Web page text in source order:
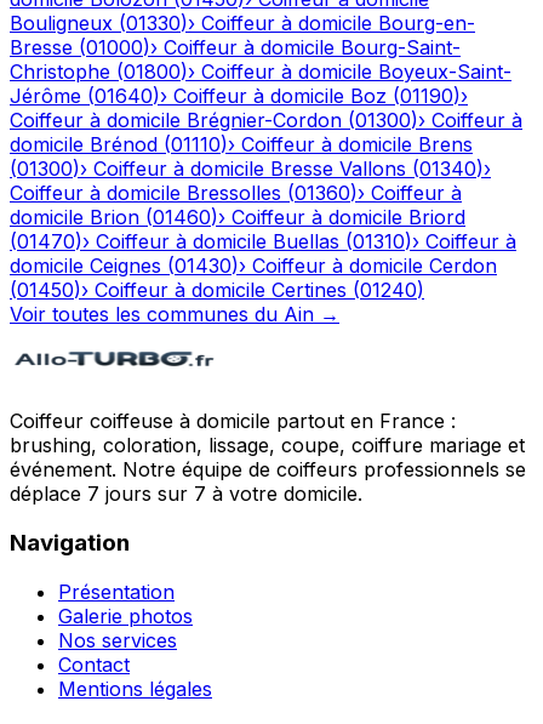
Bouligneux (01330)› Coiffeur à domicile Bourg-en-
Bresse (01000)› Coiffeur à domicile Bourg-Saint-
Christophe (01800)› Coiffeur à domicile Boyeux-Saint-
Jérôme (01640)› Coiffeur à domicile Boz (01190)›
Coiffeur à domicile Brégnier-Cordon (01300)› Coiffeur à
domicile Brénod (01110)› Coiffeur à domicile Brens
(01300)› Coiffeur à domicile Bresse Vallons (01340)›
Coiffeur à domicile Bressolles (01360)› Coiffeur à
domicile Brion (01460)› Coiffeur à domicile Briord
(01470)› Coiffeur à domicile Buellas (01310)› Coiffeur à
domicile Ceignes (01430)› Coiffeur à domicile Cerdon
(01450)› Coiffeur à domicile Certines (01240)
Voir toutes les communes du Ain →
Coiffeur coiffeuse à domicile partout en France :
brushing, coloration, lissage, coupe, coiffure mariage et
événement. Notre équipe de coiffeurs professionnels se
déplace 7 jours sur 7 à votre domicile.
Navigation
Présentation
Galerie photos
Nos services
Contact
Mentions légales